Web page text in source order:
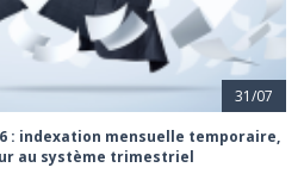
31/07
: indexation mensuelle temporaire,
au système trimestriel